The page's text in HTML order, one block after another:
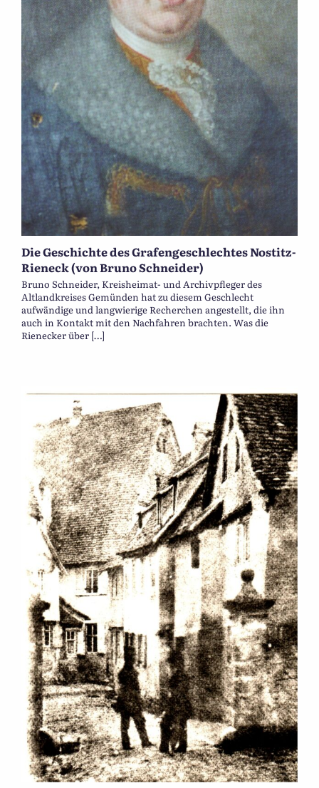
Die Geschichte des Grafengeschlechtes Nostitz-
Rieneck (von Bruno Schneider)
Bruno Schneider, Kreisheimat- und Archivpfleger des
Altlandkreises Gemünden hat zu diesem Geschlecht
aufwändige und langwierige Recherchen angestellt, die ihn
auch in Kontakt mit den Nachfahren brachten. Was die
Rienecker über […]